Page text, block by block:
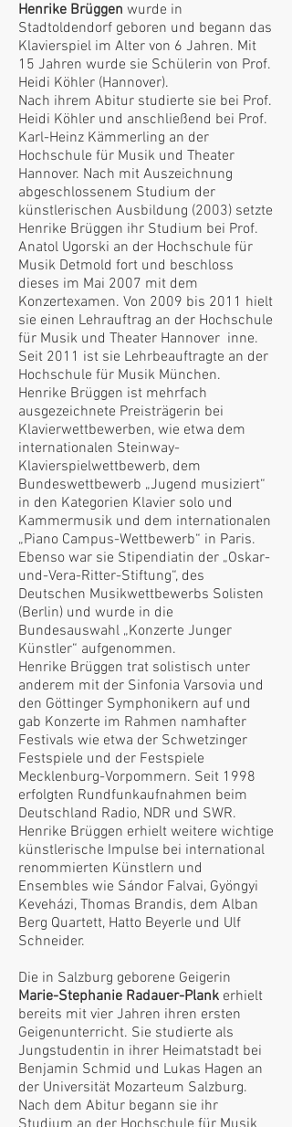
Henrike Brüggen wurde in
Stadtoldendorf geboren und begann das
Klavierspiel im Alter von 6 Jahren. Mit
15 Jahren wurde sie Schülerin von Prof.
Heidi Köhler (Hannover).
Nach ihrem Abitur studierte sie bei Prof.
Heidi Köhler und anschließend bei Prof.
Karl-Heinz Kämmerling an der
Hochschule für Musik und Theater
Hannover. Nach mit Auszeichnung
abgeschlossenem Studium der
künstlerischen Ausbildung (2003) setzte
Henrike Brüggen ihr Studium bei Prof.
Anatol Ugorski an der Hochschule für
Musik Detmold fort und beschloss
dieses im Mai 2007 mit dem
Konzertexamen. Von 2009 bis 2011 hielt
sie einen Lehrauftrag an der Hochschule
für Musik und Theater Hannover inne.
Seit 2011 ist sie Lehrbeauftragte an der
Hochschule für Musik München.
Henrike Brüggen ist mehrfach
ausgezeichnete Preisträgerin bei
Klavierwettbewerben, wie etwa dem
internationalen Steinway-
Klavierspielwettbewerb, dem
Bundeswettbewerb „Jugend musiziert“
in den Kategorien Klavier solo und
Kammermusik und dem internationalen
„Piano Campus-Wettbewerb“ in Paris.
Ebenso war sie Stipendiatin der „Oskar-
und-Vera-Ritter-Stiftung“, des
Deutschen Musikwettbewerbs Solisten
(Berlin) und wurde in die
Bundesauswahl „Konzerte Junger
Künstler“ aufgenommen.
Henrike Brüggen trat solistisch unter
anderem mit der Sinfonia Varsovia und
den Göttinger Symphonikern auf und
gab Konzerte im Rahmen namhafter
Festivals wie etwa der Schwetzinger
Festspiele und der Festspiele
Mecklenburg-Vorpommern. Seit 1998
erfolgten Rundfunkaufnahmen beim
Deutschland Radio, NDR und SWR.
Henrike Brüggen erhielt weitere wichtige
künstlerische Impulse bei international
renommierten Künstlern und
Ensembles wie Sándor Falvai, Gyöngyi
Keveházi, Thomas Brandis, dem Alban
Berg Quartett, Hatto Beyerle und Ulf
Schneider.
Die in Salzburg geborene Geigerin
Marie-Stephanie Radauer-Plank erhielt
bereits mit vier Jahren ihren ersten
Geigenunterricht. Sie studierte als
Jungstudentin in ihrer Heimatstadt bei
Benjamin Schmid und Lukas Hagen an
der Universität Mozarteum Salzburg.
Nach dem Abitur begann sie ihr